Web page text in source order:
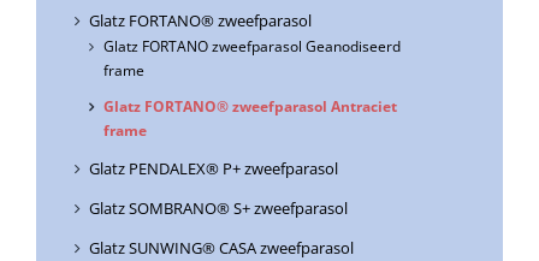
Glatz FORTANO® zweefparasol
Glatz FORTANO zweefparasol Geanodiseerd
frame
Glatz FORTANO® zweefparasol Antraciet
frame
Glatz PENDALEX® P+ zweefparasol
Glatz SOMBRANO® S+ zweefparasol
Glatz SUNWING® CASA zweefparasol